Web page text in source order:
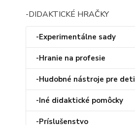
-DIDAKTICKÉ HRAČKY
-Experimentálne sady
-Hranie na profesie
-Hudobné nástroje pre deti
-Iné didaktické pomôcky
-Príslušenstvo